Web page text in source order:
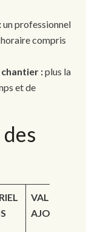
un professionnel
compris
:plus la
et de
VALEUR
AJOUTÉE